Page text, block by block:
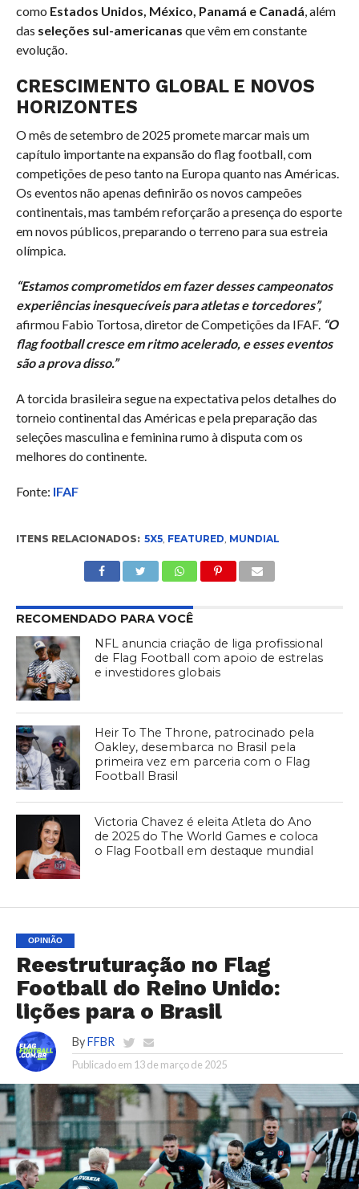
como Estados Unidos, México, Panamá e Canadá, além
das seleções sul-americanas que vêm em constante
evolução.
CRESCIMENTO GLOBAL E NOVOS
HORIZONTES
O mês de setembro de 2025 promete marcar mais um
capítulo importante na expansão do flag football, com
competições de peso tanto na Europa quanto nas Américas.
Os eventos não apenas definirão os novos campeões
continentais, mas também reforçarão a presença do esporte
em novos públicos, preparando o terreno para sua estreia
olímpica.
“Estamos comprometidos em fazer desses campeonatos
experiências inesquecíveis para atletas e torcedores”,
afirmou Fabio Tortosa, diretor de Competições da IFAF. “O
flag football cresce em ritmo acelerado, e esses eventos
são a prova disso.”
A torcida brasileira segue na expectativa pelos detalhes do
torneio continental das Américas e pela preparação das
seleções masculina e feminina rumo à disputa com os
melhores do continente.
Fonte: IFAF
ITENS RELACIONADOS: 5X5, FEATURED MUNDIAL
RECOMENDADO PARA VOCÊ
NFL anuncia criação de liga profissional
de Flag Football com apoio de estrelas
e investidores globais
Heir To The Throne, patrocinado pela
Oakley, desembarca no Brasil pela
primeira vez em parceria com o Flag
Football Brasil
Victoria Chavez é eleita Atleta do Ano
de 2025 do The World Games e coloca
o Flag Football em destaque mundial
OPINIÃO
Reestruturação no Flag
Football do Reino Unido:
lições para o Brasil
By FFBR
Publicado em 13 de março de 2025